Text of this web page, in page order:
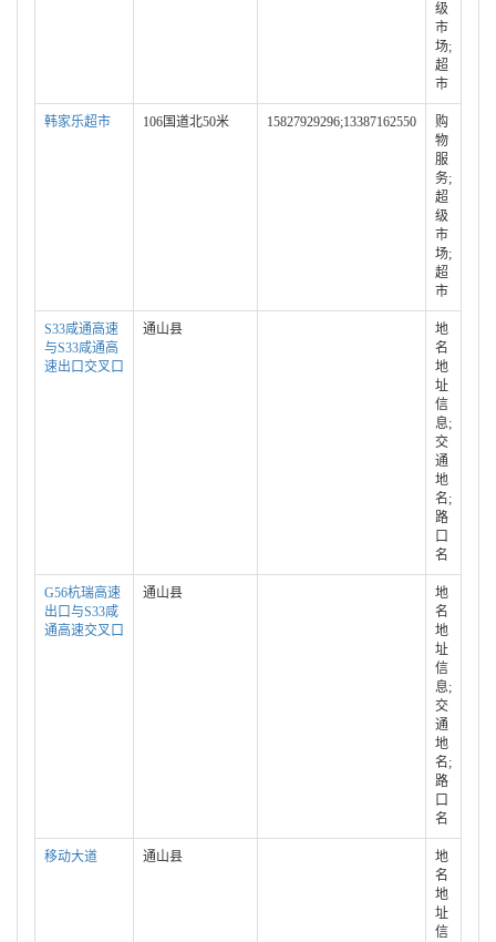
级
市
场;
超
市
韩家乐超市 106国道北50米 15827929296;13387162550
购
物
服
务;
超
级
市
场;
超
市
S33咸通高速
与S33咸通高
速出口交叉口
通山县
地
名
地
址
信
息;
交
通
地
名;
路
口
名
G56杭瑞高速
出口与S33咸
通高速交叉口
通山县
地
名
地
址
信
息;
交
通
地
名;
路
口
名
移动大道 通山县
地
名
地
址
信